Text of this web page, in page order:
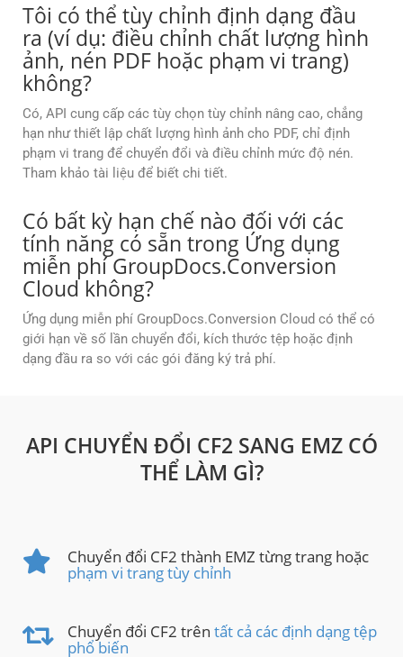
Tôi có thể tùy chỉnh định dạng đầu
ra (ví dụ: điều chỉnh chất lượng hình
ảnh, nén PDF hoặc phạm vi trang)
không?
Có, API cung cấp các tùy chọn tùy chỉnh nâng cao, chẳng
hạn như thiết lập chất lượng hình ảnh cho PDF, chỉ định
phạm vi trang để chuyển đổi và điều chỉnh mức độ nén.
Tham khảo tài liệu để biết chi tiết.
Có bất kỳ hạn chế nào đối với các
tính năng có sẵn trong Ứng dụng
miễn phí GroupDocs.Conversion
Cloud không?
Ứng dụng miễn phí GroupDocs.Conversion Cloud có thể có
giới hạn về số lần chuyển đổi, kích thước tệp hoặc định
dạng đầu ra so với các gói đăng ký trả phí.
API CHUYỂN ĐỔI CF2 SANG EMZ CÓ
THỂ LÀM GÌ?
Chuyển đổi CF2 thành EMZ từng trang hoặc
phạm vi trang tùy chỉnh
Chuyển đổi CF2 trên tất cả các định dạng tệp
phổ biến